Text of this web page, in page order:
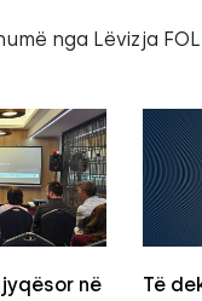
nga Lëvizja
në
Të